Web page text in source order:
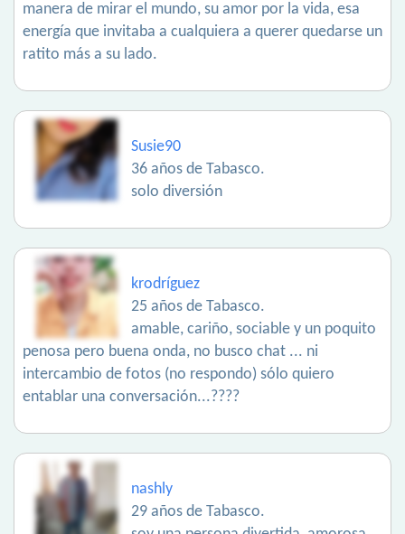
manera de mirar el mundo, su amor por la vida, esa
energía que invitaba a cualquiera a querer quedarse un
ratito más a su lado.
Susie90
36 años de Tabasco.
solo diversión
krodríguez
25 años de Tabasco.
amable, cariño, sociable y un poquito
penosa pero buena onda, no busco chat ... ni
intercambio de fotos (no respondo) sólo quiero
entablar una conversación...????
nashly
29 años de Tabasco.